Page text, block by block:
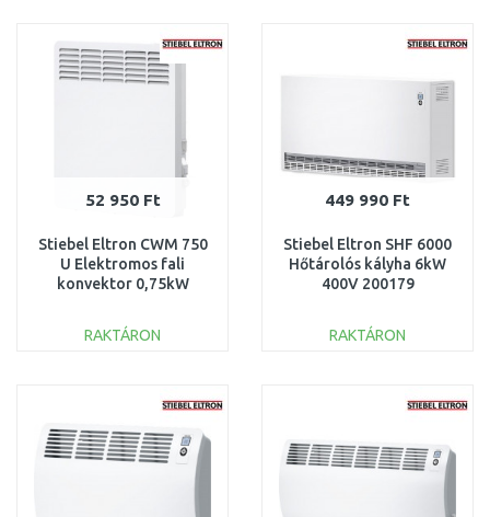
Összehasonlítás Összehasonlítás
52 950 Ft
Stiebel Eltron CWM 750
U Elektromos fali
konvektor 0,75kW
RAKTÁRON
Összehasonlítás
449 990 Ft
Stiebel Eltron SHF 6000
Hőtárolós kályha 6kW
400V 200179
RAKTÁRON
Összehasonlítás